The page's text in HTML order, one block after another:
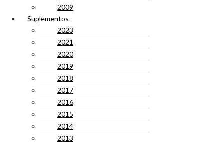
2009
Suplementos
2023
2021
2020
2019
2018
2017
2016
2015
2014
2013